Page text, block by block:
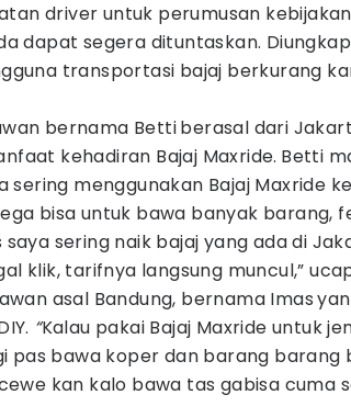
driver untuk perumusan
dapat segera dituntaskan.
transportasi bajaj berkurang
bernama Bettiberasal dari
kehadiran Bajaj Maxride. Betti
sering menggunakan Bajaj Maxride
bisa untuk bawa banyak barang,
sering naik bajaj yang ada di
klik, tarifnya langsung muncul,”
asal Bandung, bernama Imas
“Kalau pakai Bajaj Maxride untuk
pas bawa koper dan barang barang
kan kalo bawa tas gabisa cuma